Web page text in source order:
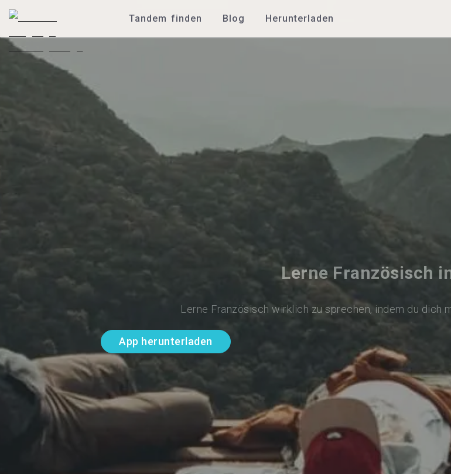
Tandem finden Blog Herunterladen
Lerne Französisch
Lerne Französisch wirklich zu sprechen, indem du dich
App herunterladen